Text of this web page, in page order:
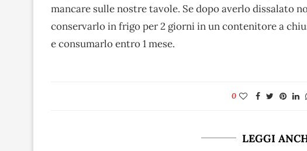
mancare sulle nostre tavole. Se dopo averlo dissalato
conservarlo in frigo per 2 giorni in un contenitore a
e consumarlo entro 1 mese.
0
LEGGI